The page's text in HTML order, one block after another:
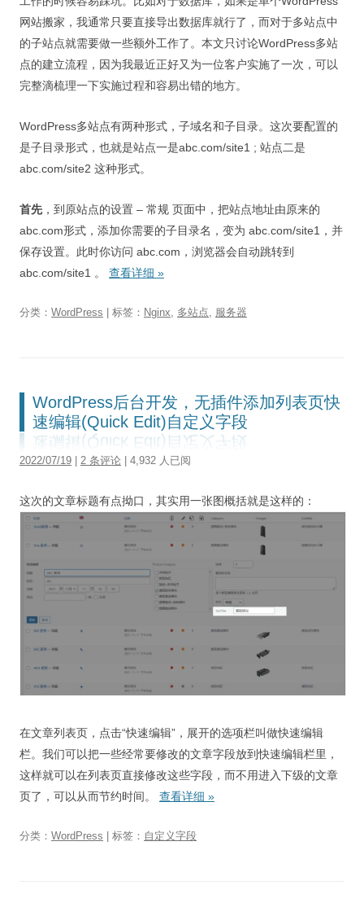
网站搬家，我通常只要直接导出数据库就行了，而对于多站点中
的子站点就需要做一些额外工作了。本文只讨论WordPress多站
点的建立流程，因为我最近正好又为一位客户实施了一次，可以
完整滴梳理一下实施过程和容易出错的地方。
WordPress多站点有两种形式，子域名和子目录。这次要配置的
是子目录形式，也就是站点一是abc.com/site1 ; 站点二是
abc.com/site2 这种形式。
首先 ，到原站点的设置 – 常规 页面中，把站点地址由原来的
abc.com形式，添加你需要的子目录名，变为 abc.com/site1，并
保存设置。此时你访问 abc.com，浏览器会自动跳转到
abc.com/site1 。 查看详细 »
分类： WordPress | 标签： Nginx, 多站点, 服务器
WordPress后台开发，无插件添加列表页快
速编辑(Quick Edit)自定义字段
2022/07/19 2 条评论 | 4,932 人已阅
这次的文章标题有点拗口，其实用一张图概括就是这样的：
在文章列表页，点击“快速编辑”，展开的选项栏叫做快速编辑
栏。我们可以把一些经常要修改的文章字段放到快速编辑栏里，
这样就可以在列表页直接修改这些字段，而不用进入下级的文章
页了，可以从而节约时间。 查看详细 »
分类： WordPress | 标签： 自定义字段